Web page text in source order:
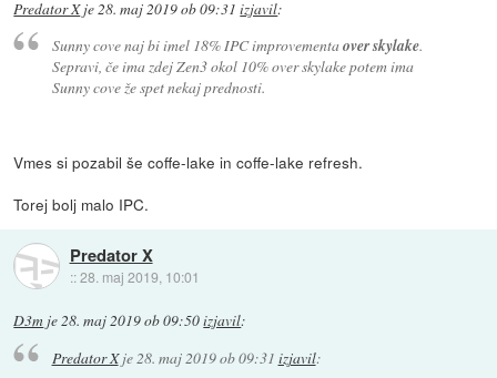
Predator Xje28. maj 2019 ob 09:31 izjavil:
Sunny cove naj bi imel 18% IPC improvementaover skylake.
Sepravi, če ima zdej Zen3 okol 10% over skylake potem ima
Sunny cove že spet nekaj prednosti.
Vmes si pozabil še coffe-lake in coffe-lake refresh.
Torej bolj malo IPC.
Predator X
::28. maj 2019, 10:01
D3m je28. maj 2019 ob 09:50izjavil:
Predator Xje28. maj 2019 ob 09:31 izjavil: